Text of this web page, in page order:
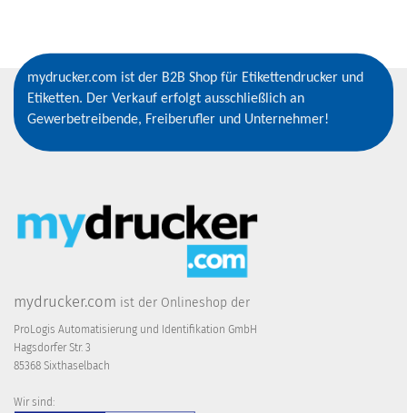
mydrucker.com ist der B2B Shop für Etikettendrucker und
Etiketten. Der Verkauf erfolgt ausschließlich an
Gewerbetreibende, Freiberufler und Unternehmer!
mydrucker.com ist der Onlineshop der
ProLogis Automatisierung und Identifikation GmbH
Hagsdorfer Str. 3
85368 Sixthaselbach
Wir sind: